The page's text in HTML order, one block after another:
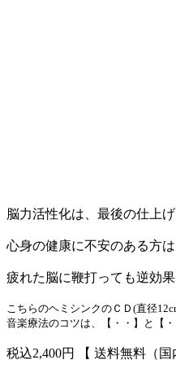
脳力活性化は、最後の仕上げ
心身の健康に不安のある方は
疲れた脳に鞭打っても逆効果
こちらのヘミシンクのＣＤ(直径
音楽療法のコツは、【・・】と【
税込2,400円 【 送料無料（国